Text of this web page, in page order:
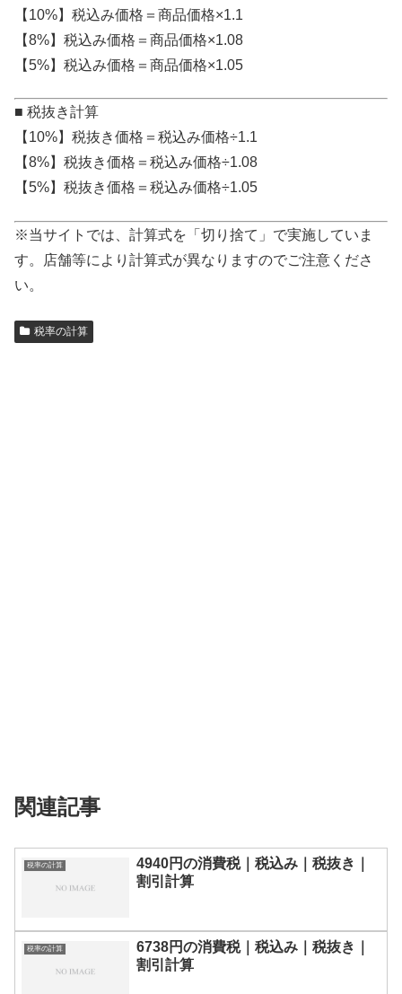
【10%】税込み価格＝商品価格×1.1
【8%】税込み価格＝商品価格×1.08
【5%】税込み価格＝商品価格×1.05
■ 税抜き計算
【10%】税抜き価格＝税込み価格÷1.1
【8%】税抜き価格＝税込み価格÷1.08
【5%】税抜き価格＝税込み価格÷1.05
※当サイトでは、計算式を「切り捨て」で実施していま
す。店舗等により計算式が異なりますのでご注意くださ
い。
税率の計算
関連記事
税率の計算
4940円の消費税｜税込み｜税抜き｜
割引計算
税率の計算
6738円の消費税｜税込み｜税抜き｜
割引計算